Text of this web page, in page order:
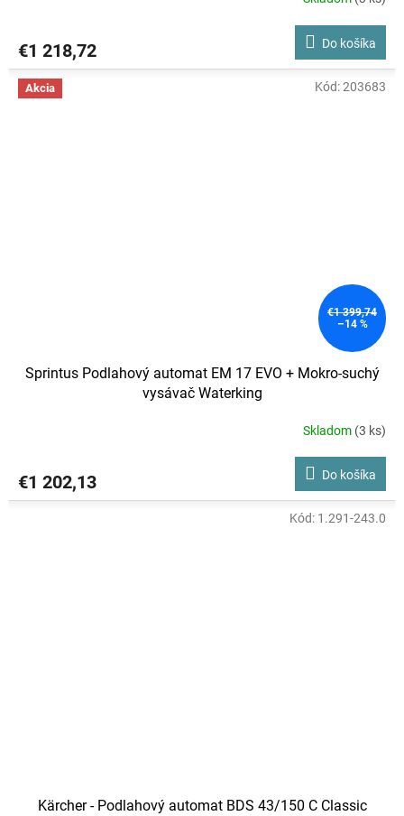
€1 218,72 Do košíka
Akcia
€1 399,74
–14 %
Sprintus Podlahový automat EM 17 EVO + Mokro-suchý
vysávač Waterking
Skladom (3 ks)
€1 202,13 Do košíka
Kód:203683
Kärcher - Podlahový automat BDS 43/150 C Classic
Kód: 1.291-243.0